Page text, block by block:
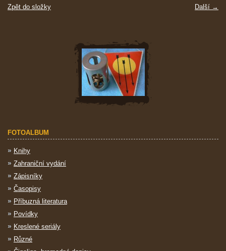
Další →
Zpět do složky
FOTOALBUM
Knihy
Zahraniční vydání
Zápisníky
Časopisy
Příbuzná literatura
Povídky
Kreslené seriály
Různé